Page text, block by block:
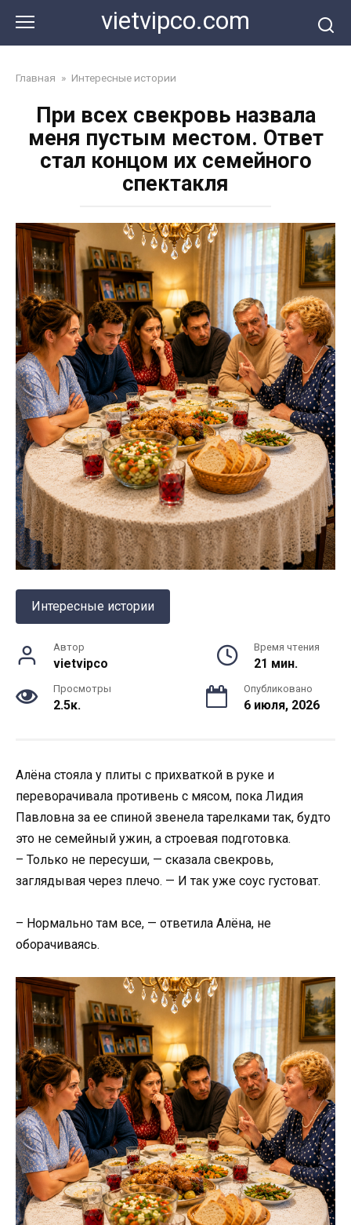
контенту
vietvipco.com
Главная » Интересные истории
При всех свекровь назвала
меня пустым местом. Ответ
стал концом их семейного
спектакля
Интересные истории
Автор
vietvipco
Время чтения
21 мин.
Просмотры
2.5к.
Опубликовано
6 июля, 2026
Алёна стояла у плиты с прихваткой в руке и
переворачивала противень с мясом, пока Лидия
Павловна за ее спиной звенела тарелками так, будто
это не семейный ужин, а строевая подготовка.
– Только не пересуши, — сказала свекровь,
заглядывая через плечо. — И так уже соус густоват.
– Нормально там все, — ответила Алёна, не
оборачиваясь.